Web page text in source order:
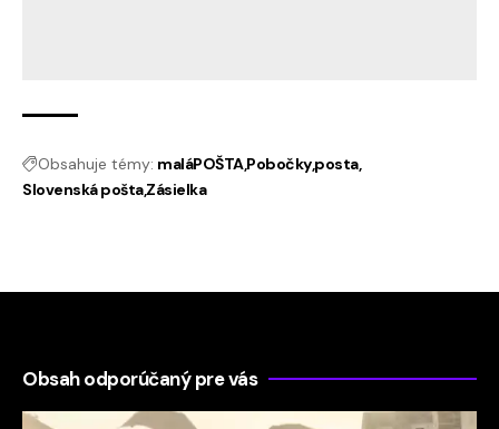
Obsahuje témy: maláPOŠTAPobočkyposta
Slovenská poštaZásielka
Obsah odporúčaný pre vás